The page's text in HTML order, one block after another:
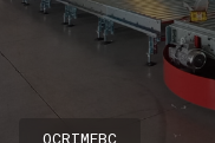
OCRIMFBC